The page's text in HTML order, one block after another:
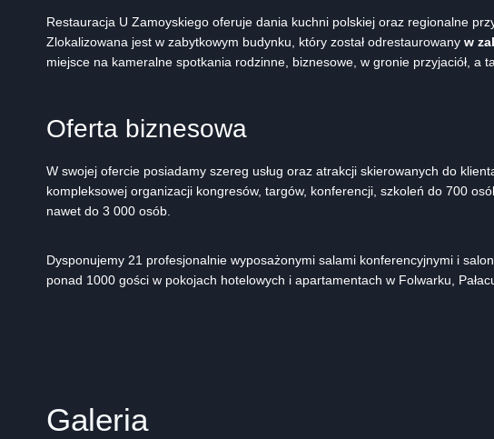
Restauracja U Zamoyskiego oferuje dania kuchni polskiej oraz regionalne
Zlokalizowana jest w zabytkowym budynku, który został odrestaurowany w
miejsce na kameralne spotkania rodzinne, biznesowe, w gronie przyjaciół, a
Oferta biznesowa
W swojej ofercie posiadamy szereg usług oraz atrakcji skierowanych do
kompleksowej organizacji kongresów, targów, konferencji, szkoleń do 700
nawet do 3 000 osób.
Dysponujemy 21 profesjonalnie wyposażonymi salami konferencyjnymi i
ponad 1000 gości w pokojach hotelowych i apartamentach w Folwarku,
Galeria